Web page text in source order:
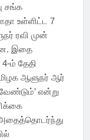
சங்க
உள்ளிட்ட 7
ரவி முன்
இதை
4-ம் தேதி
ஆளுநர் ஆர்
என்று